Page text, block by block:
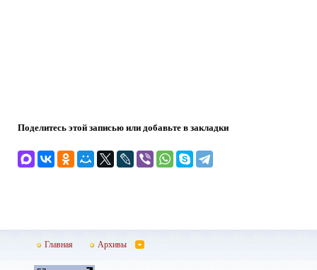
Поделитесь этой записью или добавьте в закладки
Главная Архивы